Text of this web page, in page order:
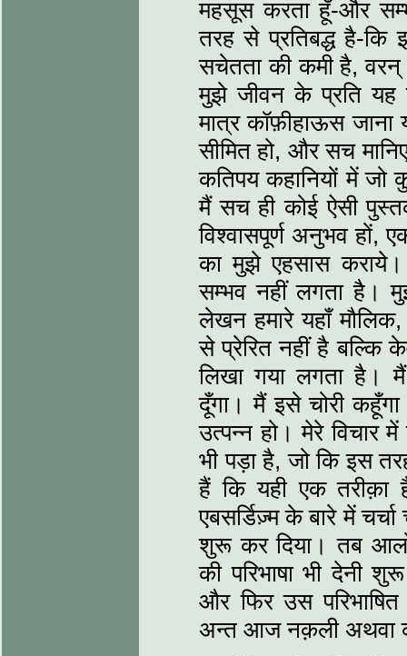
महसूस करता हूँ-और
तरह से प्रतिबद्ध है-
सचेतता की कमी है, वरन्
मुझे जीवन के प्रति यह
मात्र कॉफ़ीहाऊस जाना
सीमित हो, और सच
कतिपय कहानियों में
मैं सच ही कोई ऐसी
विश्वासपूर्ण अनुभव हों,
का मुझे एहसास
सम्भव नहीं लगता है।
लेखन हमारे यहाँ
से प्रेरित नहीं है बल्कि
लिखा गया लगता है।
दूँगा। मैं इसे चोरी
उत्पन्न हो। मेरे विचार
भी पड़ा है, जो कि इस
हैं कि यही एक
एबसर्डिज़्म के बारे में
शुरू कर दिया। तब
की परिभाषा भी देनी
और फिर उस
अन्त आज नक़ली अथवा